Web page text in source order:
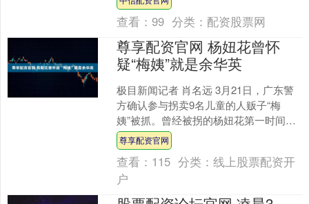
有明星光环，还超级贴地气....
查看：99 分类： 配资股票网
尊享配资官网 杨妞花曾怀
疑“梅姨”就是余华英
极目新闻记者 肖名远 3月21日，广东警
方确认参与拐卖9名儿童的人贩子“梅
姨”被抓。曾经被拐的杨妞花第一时间更
新视频发声：“我痛恨每一个拐卖儿童的
恶魔，希望从她....
尊享配资官网
查看： 115 分类：线上股票配资开
户